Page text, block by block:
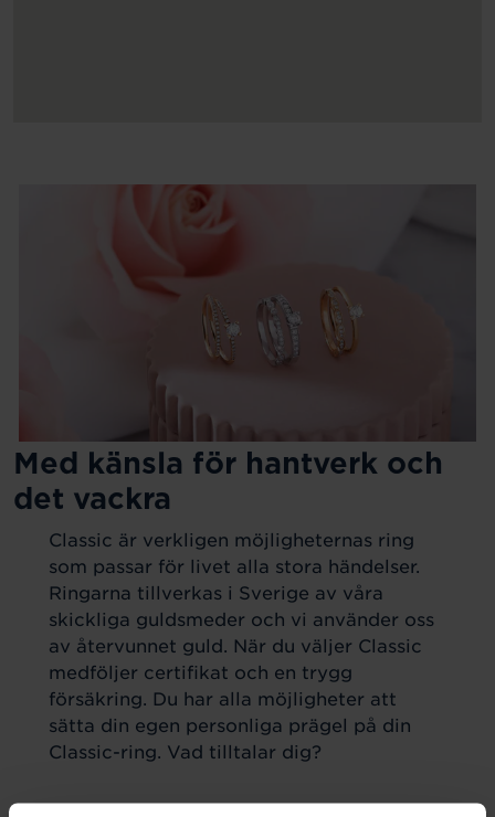
Med känsla för hantverk och
det vackra
Classic är verkligen möjligheternas ring
som passar för livet alla stora händelser.
Ringarna tillverkas i Sverige av våra
skickliga guldsmeder och vi använder oss
av återvunnet guld. När du väljer Classic
medföljer certifikat och en trygg
försäkring. Du har alla möjligheter att
sätta din egen personliga prägel på din
Classic-ring. Vad tilltalar dig?